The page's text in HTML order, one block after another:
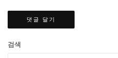
검색